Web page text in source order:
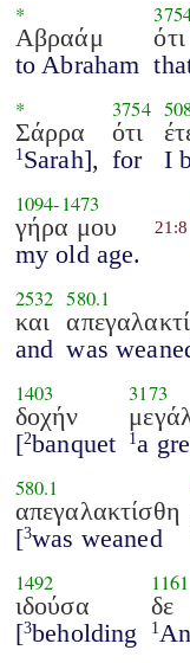
*
Αβραάμ
to Abraham
ότι
*
Σάρρα
1 Sarah],
3754
ότι
for
I
1094-1473
γήρα μου
my old age.
21:8
2532
και
and
580.1
was
1403
δοχήν
[2banquet
3173
1 a
580.1
απεγαλακτίσθη
[3was weaned
1492
ιδούσα
[3beholding
1161
δε
1